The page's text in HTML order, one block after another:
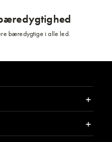
bæredygtige i alle led.